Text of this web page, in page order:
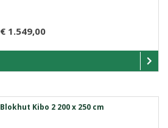
€ 1.549,00
Blokhut Kibo 2 200 x 250 cm